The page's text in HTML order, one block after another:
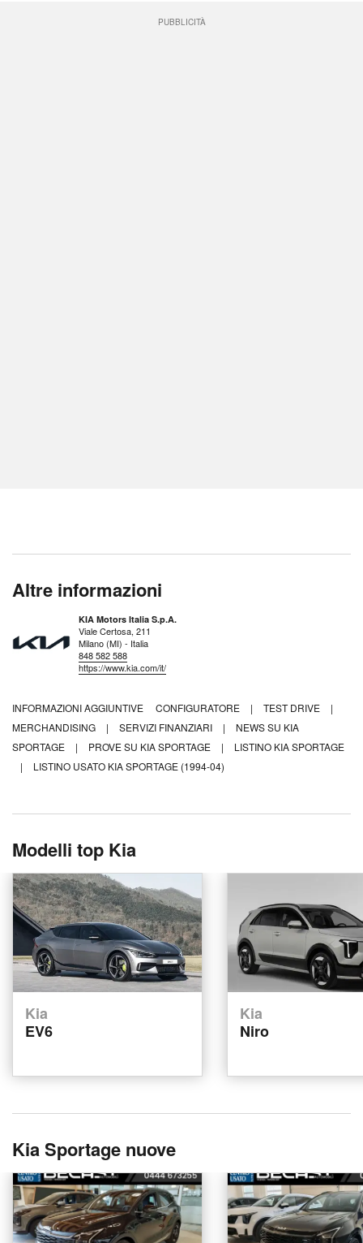
PUBBLICITÀ
Altre informazioni
KIA Motors Italia S.p.A.
Viale Certosa, 211
Milano (MI) - Italia
848 582 588
https://www.kia.com/it/
INFORMAZIONI AGGIUNTIVE CONFIGURATORE | TEST DRIVE
|
MERCHANDISING
| SERVIZI FINANZIARI |
NEWS SU KIA
SPORTAGE
| PROVE SU KIA SPORTAGE |
LISTINO KIA SPORTAGE
|
LISTINO USATO KIA SPORTAGE (1994-04)
Modelli top Kia
Kia
EV6
Kia
Niro
Kia Sportage nuove